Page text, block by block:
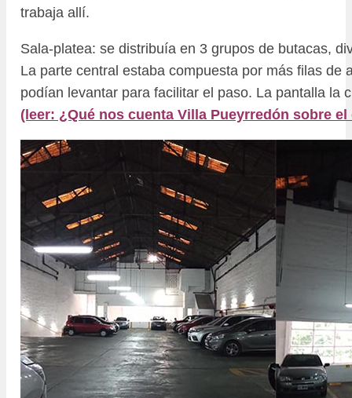
trabaja allí.
Sala-platea: se distribuía en 3 grupos de butacas,
La parte central estaba compuesta por más filas de
podían levantar para facilitar el paso. La pantalla la
(leer: ¿Qué nos cuenta Villa Pueyrredón sobre